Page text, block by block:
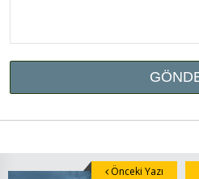
Önceki Yazı